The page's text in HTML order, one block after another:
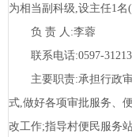
为相当副科级,设主任1名
负 责 人:李蓉
联系电话:0597-
主要职责:承担行政审
式,做好各项审批服务、
改工作;指导村便民服务